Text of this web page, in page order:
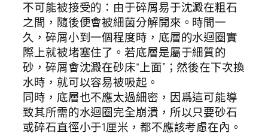
不可能被接受的：由于碎屑易于沈澱在粗石
之間，隨後便會被細菌分解開來。時間一
久，碎屑小到一個程度時，底層的水迴圈實
際上就被堵塞住了。若底層是屬于細質的
砂，碎屑會沈澱在砂床“上面”；然後在下次換
水時，就可以容易被吸起。
同時，底層也不應太過細密，因爲這可能導
致其所需的水迴圈完全崩潰，所以只要砂石
或碎石直徑小于1厘米，都不應該考慮在內。